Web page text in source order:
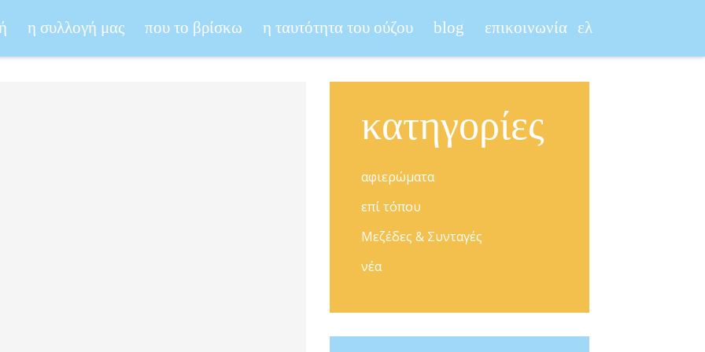
η συλλογή μας που το βρίσκω η ταυτότητα του ούζου blog επικοινωνία ελ
κατηγορίες
αφιερώματα
επί τόπου
Μεζέδες & Συνταγές
νέα